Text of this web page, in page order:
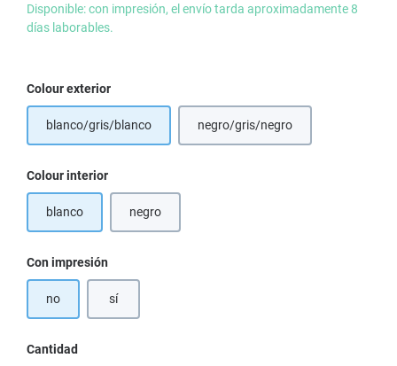
Disponible: con impresión, el envío tarda aproximadamente 8
días laborables.
Seleccione
Colour exterior
blanco/gris/blanco negro/gris/negro(Esta opción no está
Seleccione
Colour interior
blanco negro(Esta opción no está disponible en este momento.)
Seleccione
Con impresión
no sí
Cantidad